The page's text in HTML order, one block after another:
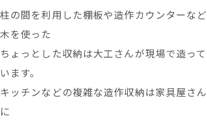
柱の間を利用した棚板や造作カウンターなど
木を使った
ちょっとした収納は大工さんが現場で造って
います。
キッチンなどの複雑な造作収納は家具屋さん
に